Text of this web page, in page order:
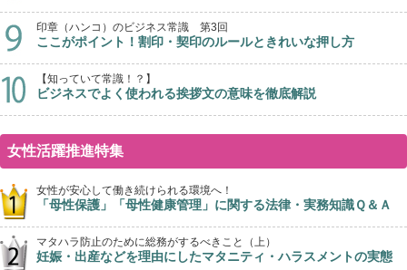
印章（ハンコ）のビジネス常識 第3回
ここがポイント！割印・契印のルールときれいな押し方
【知っていて常識！？】
ビジネスでよく使われる挨拶文の意味を徹底解説
女性活躍推進特集
女性が安心して働き続けられる環境へ！
「母性保護」「母性健康管理」に関する法律・実務知識Ｑ＆Ａ
マタハラ防止のために総務がするべきこと（上）
妊娠・出産などを理由にしたマタニティ・ハラスメントの実態